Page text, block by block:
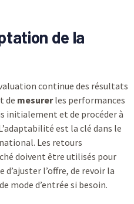
de la
continue des résultats
de mesurerles performances
initialement et de procéder à
est la clé dans le
Les retours
doivent être utilisés pour
d’ajuster l’offre, de revoir la
mode d’entrée si besoin.